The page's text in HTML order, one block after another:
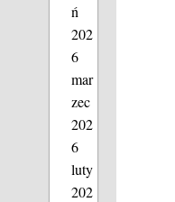
ń
202
6
mar
zec
202
6
luty
202